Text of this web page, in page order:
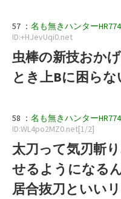
57 ： 名も無きハンターHR774
ID:+HJevUqi0.net
虫棒の新技おか
とき上Bに困らな
58 ： 名も無きハンターHR774
ID:WL4po2MZ0.net[1/2]
太刀って気刃斬
せるようになる
居合抜刀といい